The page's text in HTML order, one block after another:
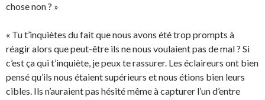
chose non ? »
« Tu t’inquiètes du fait que nous avons été trop prompts à
réagir alors que peut-être ils ne nous voulaient pas de mal ? Si
c’est ça qui t’inquiète, je peux te rassurer. Les éclaireurs ont bien
pensé qu’ils nous étaient supérieurs et nous étions bien leurs
cibles. Ils n’auraient pas hésité même à capturer l’un d’entre